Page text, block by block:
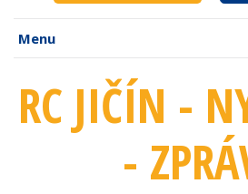
Menu
RC JIČÍN -
-